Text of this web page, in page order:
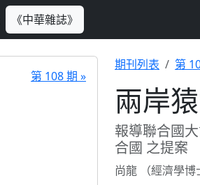
《中華雜誌》
第 108 期 »
期刊列表 第
兩岸
報導聯合國
合國 之提案
尚龍 （經濟學博